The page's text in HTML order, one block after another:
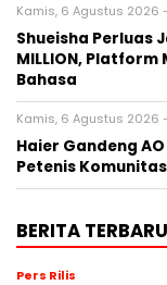
Kamis, 6 Agustus 2026 -
Shueisha Perluas
MILLION,
Bahasa
Kamis, 6 Agustus 2026 -
Haier Gandeng
Petenis
BERITA TERBARU
Pers Rilis